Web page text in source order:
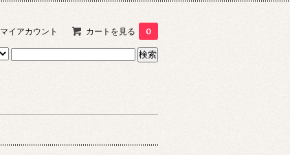
マイアカウント カートを見る 0